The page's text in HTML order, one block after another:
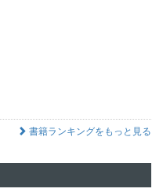
書籍ランキングをもっと見る